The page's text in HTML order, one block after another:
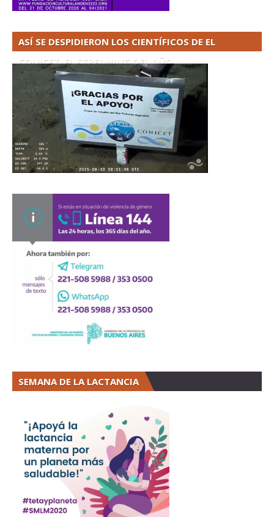
ASÍ SE DESPIDIERON LOS CIENTÍFICOS DE EL
CONICET. EL STREAMING DEL AÑO
SEMANA DE LA LACTANCIA